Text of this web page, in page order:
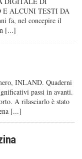
E ALCUNI TESTI DA
fa, nel concepire il
[...]
INLAND. Quaderni
passi in avanti.
A rilasciarlo è stato
[...]